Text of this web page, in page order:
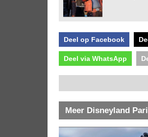
Deel op Facebook
Deel via WhatsApp
Meer Disneyland